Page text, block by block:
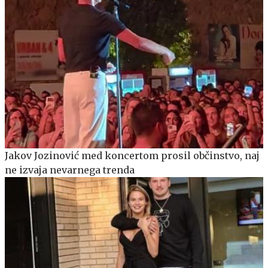
Jakov Jozinović med koncertom prosil občinstvo, naj
ne izvaja nevarnega trenda